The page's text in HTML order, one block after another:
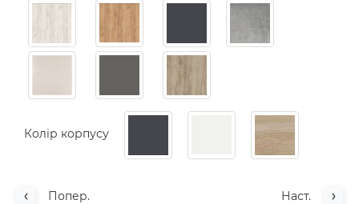
Колір корпусу
Попер. Наст.